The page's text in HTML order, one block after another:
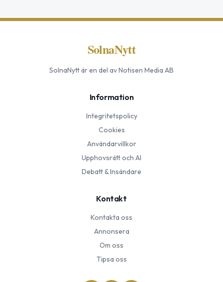
SolnaNytt
SolnaNyttär en del av Notisen Media AB
Information
Integritetspolicy
Cookies
Användarvillkor
Upphovsrätt och AI
Debatt & Insändare
Kontakt
Kontakta oss
Annonsera
Om oss
Tipsa oss